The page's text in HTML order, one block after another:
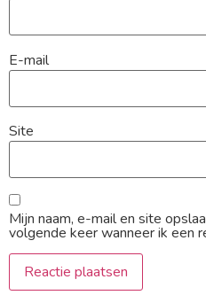
E-mail
Site
Mijn naam, e-mail en site
volgende keer wanneer ik een